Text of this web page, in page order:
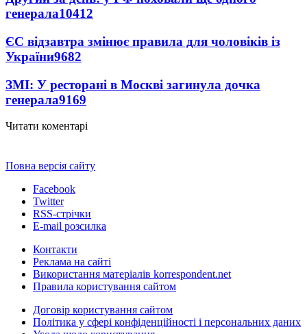
генерала10412
ЄС відзавтра змінює правила для чоловіків із
України9682
ЗМІ: У ресторані в Москві загинула дочка
генерала9169
Читати коментарі
Повна версія сайту
Facebook
Twitter
RSS-стрічки
E-mail розсилка
Контакти
Реклама на сайті
Використання матеріалів korrespondent.net
Правила користування сайтом
Договір користування сайтом
Політика у сфері конфіденційності і персональних даних